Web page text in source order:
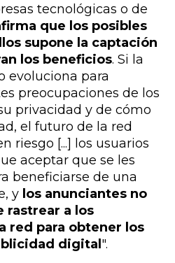
tecnológicas o de
que los posibles
supone la captación
los beneficios. Si la
evoluciona para
preocupaciones de los
privacidad y de cómo
el futuro de la red
riesgo [...] los usuarios
aceptar que se les
beneficiarse de una
y los anunciantes no
rastrear a los
red para obtener los
digital".